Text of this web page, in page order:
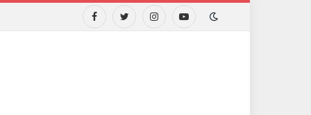
FacebookTwitterInstagramYouTube